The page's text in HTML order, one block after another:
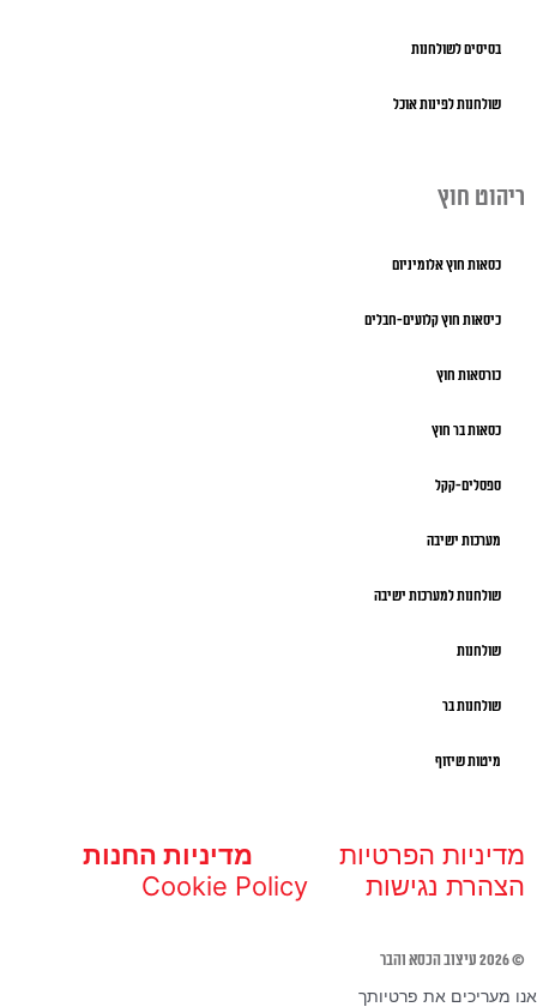
בסיסים לשולחנות
שולחנות לפינות אוכל
ריהוט חוץ
כסאות חוץ אלומיניום
כיסאות חוץ קלועים-חבלים
כורסאות חוץ
כסאות בר חוץ
ספסלים-קקל
מערכות ישיבה
שולחנות למערכות ישיבה
שולחנות
שולחנות בר
מיטות שיזוף
מדיניות הפרטיות
מדיניות החנות
הצהרת נגישות
Cookie Policy
© 2026 עיצוב הכסא והבר
אנו מעריכים את פרטיותך